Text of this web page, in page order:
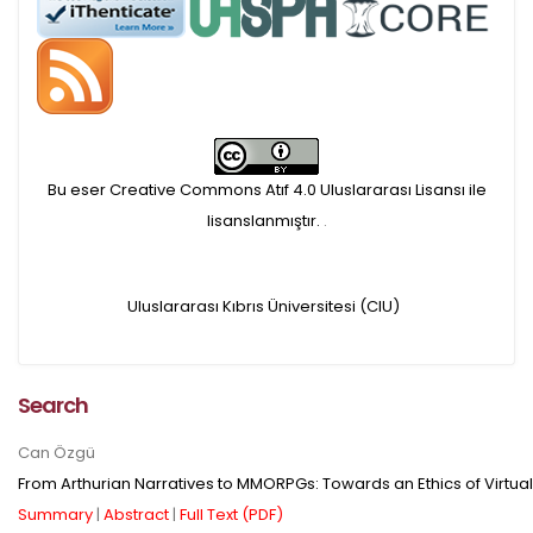
APC ödemesi
Öndenetimden geçen
makaleler için, 100 Avro
Makale İşletim Ücreti (APC)
APC bilgi mesajı
Bu eser Creative Commons Atıf 4.0 Uluslararası Lisansı ile
lisanslanmıştır. .
Uluslararası Kıbrıs Üniversitesi (CIU)
Search
Can Özgü
From Arthurian Narratives to MMORPGs: Towards an Ethics of
Summary| Abstract| Full Text (PDF)